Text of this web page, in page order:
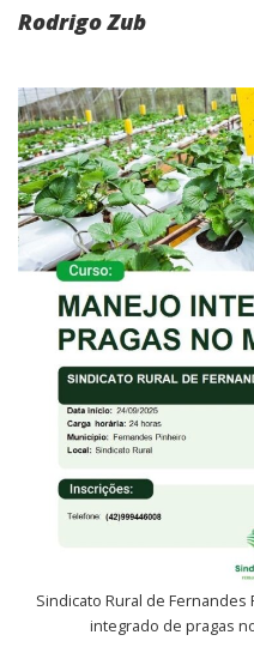
Rodrigo Zub
Sindicato Rural de
integrado de pragas